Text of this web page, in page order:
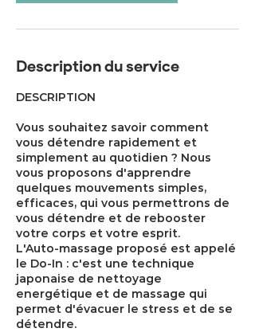
Description du service
DESCRIPTION
Vous souhaitez savoir comment
vous détendre rapidement et
simplement au quotidien ? Nous
vous proposons d'apprendre
quelques mouvements simples,
efficaces, qui vous permettrons de
vous détendre et de rebooster
votre corps et votre esprit.
L'Auto-massage proposé est appelé
le Do-In : c'est une technique
japonaise de nettoyage
energétique et de massage qui
permet d'évacuer le stress et de se
détendre.